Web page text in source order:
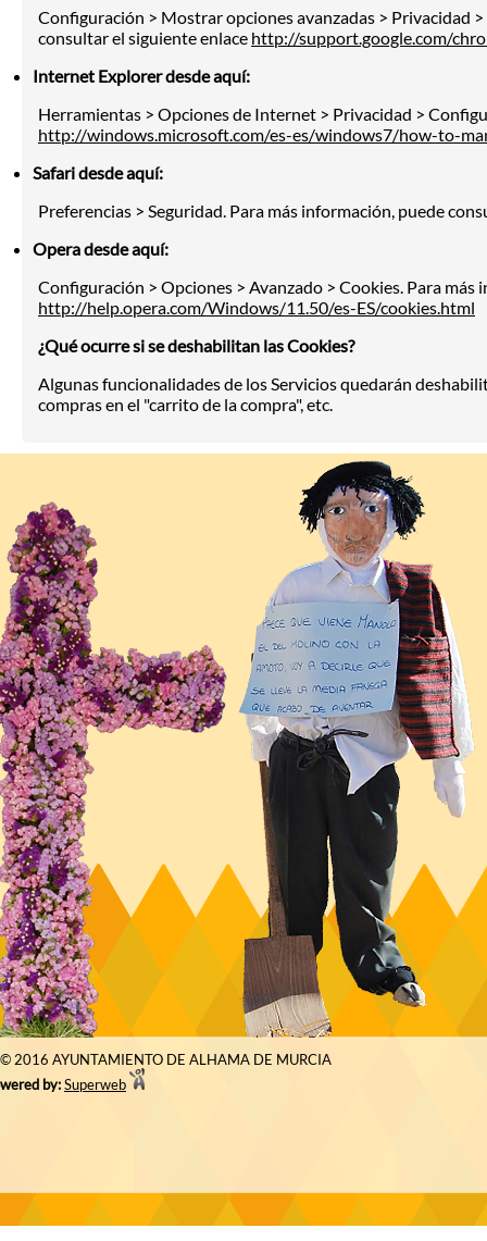
Configuración > Mostrar opciones avanzadas > Privacidad
consultar el siguiente enlace http://support.google.com/
Internet Explorer desde aquí:
Herramientas > Opciones de Internet > Privacidad >
http://windows.microsoft.com/es-es/windows7/how-to-
Safari desde aquí:
Preferencias > Seguridad. Para más información, puede
Opera desde aquí:
Configuración > Opciones > Avanzado > Cookies. Para
http://help.opera.com/Windows/11.50/es-ES/cookies.html
¿Qué ocurre si se deshabilitan las Cookies?
Algunas funcionalidades de los Servicios quedarán
compras en el "carrito de la compra", etc.
© 2016 AYUNTAMIENTO DE ALHAMA DE MURCIA
by:Superweb